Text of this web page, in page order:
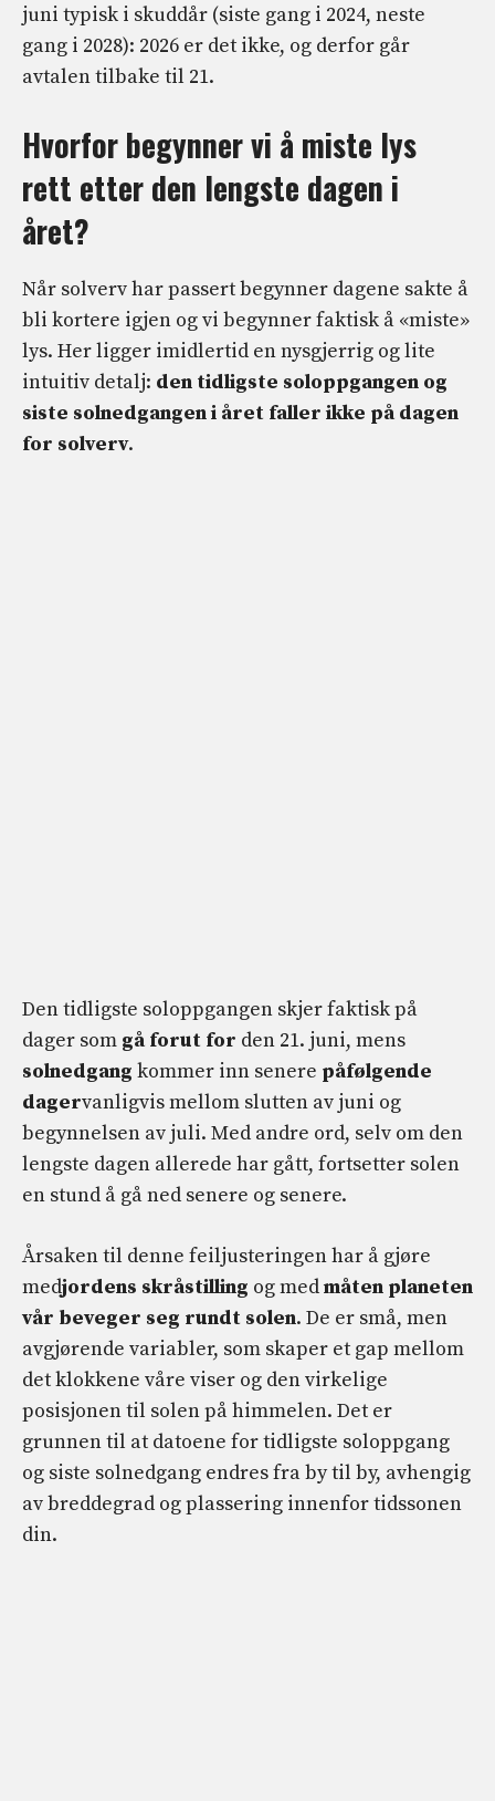
juni typisk i skuddår (siste gang i 2024, neste
gang i 2028): 2026 er det ikke, og derfor går
avtalen tilbake til 21.
Hvorfor begynner vi å miste lys
rett etter den lengste dagen i
året?
Når solverv har passert begynner dagene sakte å
bli kortere igjen og vi begynner faktisk å «miste»
lys. Her ligger imidlertid en nysgjerrig og lite
intuitiv detalj: den tidligste soloppgangen og
siste solnedgangen i året faller ikke på dagen
for solverv.
Den tidligste soloppgangen skjer faktisk på
dager som gå forut for den 21. juni, mens
solnedgang kommer inn senere påfølgende
dagervanligvis mellom slutten av juni og
begynnelsen av juli. Med andre ord, selv om den
lengste dagen allerede har gått, fortsetter solen
en stund å gå ned senere og senere.
Årsaken til denne feiljusteringen har å gjøre
medjordens skråstilling og medmåten planeten
vår beveger seg rundt solen. De er små, men
avgjørende variabler, som skaper et gap mellom
det klokkene våre viser og den virkelige
posisjonen til solen på himmelen. Det er
grunnen til at datoene for tidligste soloppgang
og siste solnedgang endres fra by til by, avhengig
av breddegrad og plassering innenfor tidssonen
din.